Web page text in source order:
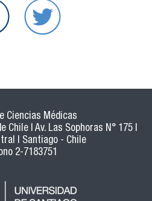
Ciencias Médicas
Chile | Av. Las Sophoras N° 175 |
| Santiago - Chile
2-7183751